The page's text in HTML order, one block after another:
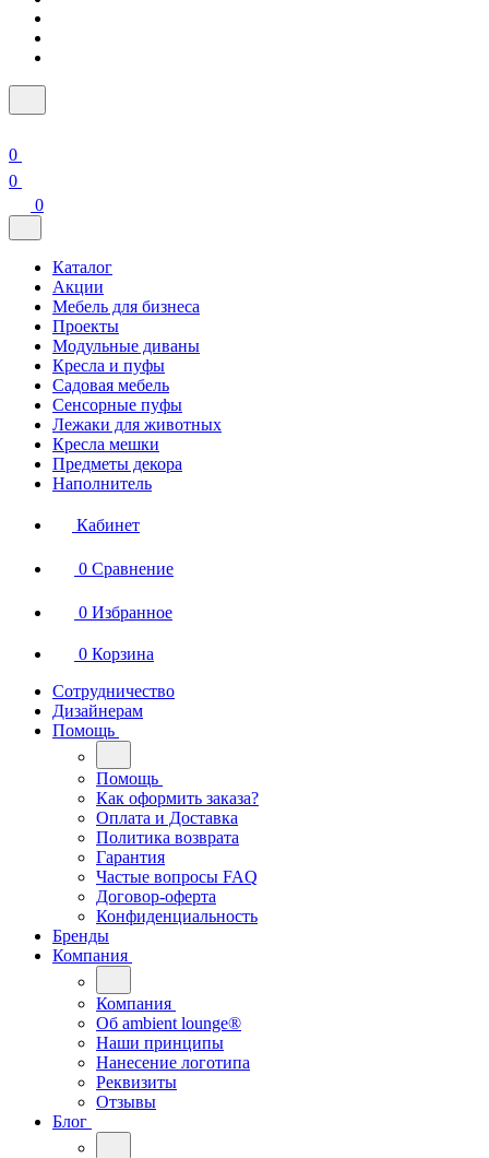
0
0
0
Каталог
Акции
Мебель для бизнеса
Проекты
Модульные диваны
Кресла и пуфы
Садовая мебель
Сенсорные пуфы
Лежаки для животных
Кресла мешки
Предметы декора
Наполнитель
Кабинет
0 Сравнение
0 Избранное
0 Корзина
Сотрудничество
Дизайнерам
Помощь
Помощь
Как оформить заказа?
Оплата и Доставка
Политика возврата
Гарантия
Частые вопросы FAQ
Договор-оферта
Конфиденциальность
Бренды
Компания
Компания
Oб ambient lounge®
Наши принципы
Нанесение логотипа
Реквизиты
Отзывы
Блог